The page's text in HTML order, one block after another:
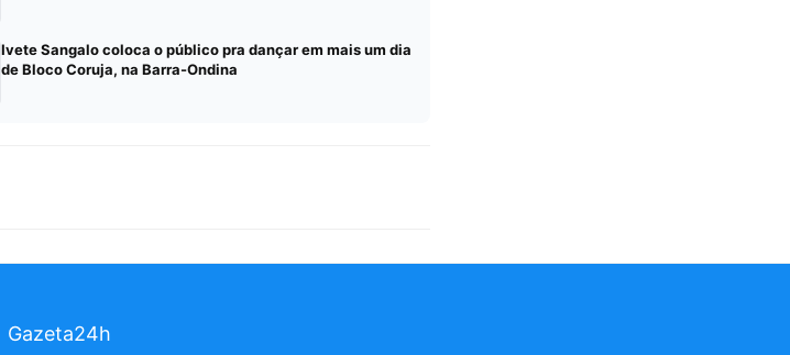
Ivete Sangalo coloca o público pra dançar em mais um dia
de Bloco Coruja, na Barra-Ondina